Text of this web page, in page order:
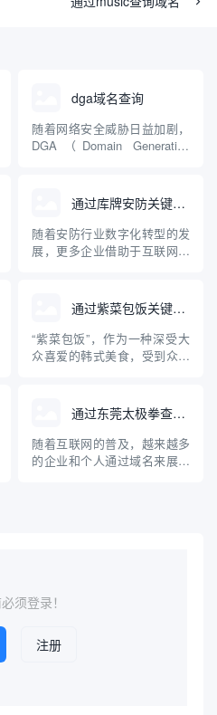
dga域名查询
随着网络安全威胁日益加剧，
DGA（Domain Generation
与封锁的常见手段。DGA域名
查询技术是识别和防范此类威
胁的关键工具。本文将详细介
绍DGA域名的原理、危害、
通过库牌安防关键词查询到的域名
随着安防行业数字化转型的发
展，更多企业借助于互联网进
关域名受到行业关注。本文梳
理通过“库牌安防”关键词在主
流平台检索得到的相关域名，
并对安防公司为何重视域名布
通过紫菜包饭关键词查询到的域名
“紫菜包饭”，作为一种深受大
众喜爱的韩式美食，受到众多
在互联网上可以查询到的相关
域名，并对“紫菜包饭”这一美
食进行专业科普，涵盖其起
源、制作方法、营养价值及与
通过东莞太极拳查询域名
随着互联网的普及，越来越多
的企业和个人通过域名来展示
莞太...
须登录！
注册